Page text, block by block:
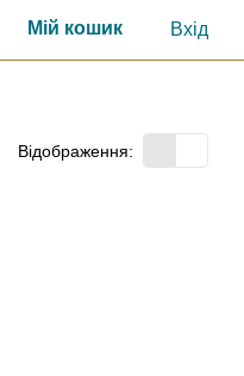
Мій кошик Вхід
Відображення: